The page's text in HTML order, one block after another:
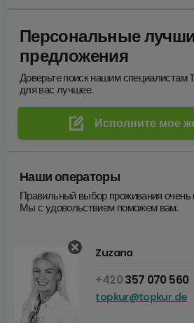
Персональные
предложения
Доверьте поиск нашим
для вас лучшее.
Исполните мое
Name
Email
ПРИБЫТИЕ
Наши операторы
Правильный выбор проживания очень
Мы с удовольствием поможем вам.
Zuzana
+420357 070 560
topkur@topkur.de